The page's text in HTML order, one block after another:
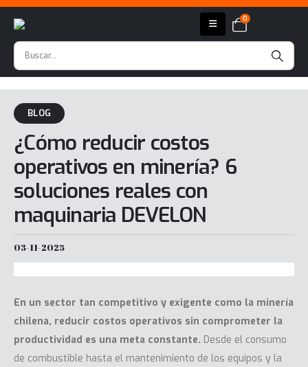
0
BLOG
¿Cómo reducir costos
operativos en minería? 6
soluciones reales con
maquinaria DEVELON
03-11-2025
En un sector tan competitivo y exigente como la minería
chilena, reducir costos operativos sin comprometer la
productividad es una meta constante. Desde el consumo
de combustible hasta el mantenimiento de los equipos y la